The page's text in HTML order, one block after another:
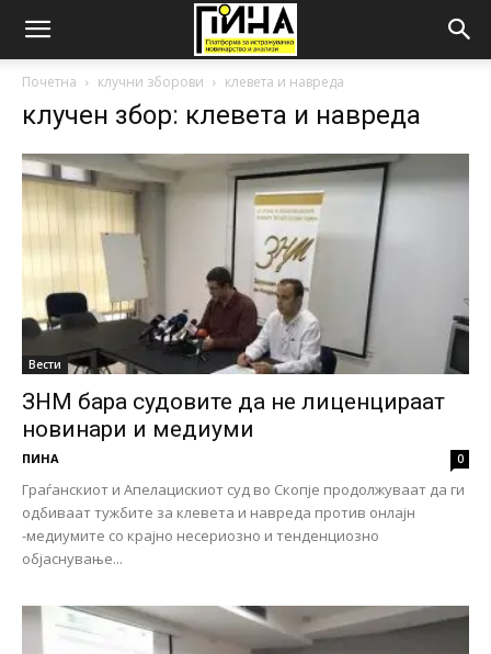
Почетна клучни зборови клевета и навреда
клучен збор: клевета и навреда
Вести
ЗНМ бара судовите да не лиценцираат
новинари и медиуми
ПИНА 0
Граѓанскиот и Апелацискиот суд во Скопје продолжуваат да ги
одбиваат тужбите за клевета и навреда против онлајн
-медиумите со крајно несериозно и тенденциозно
објаснување...